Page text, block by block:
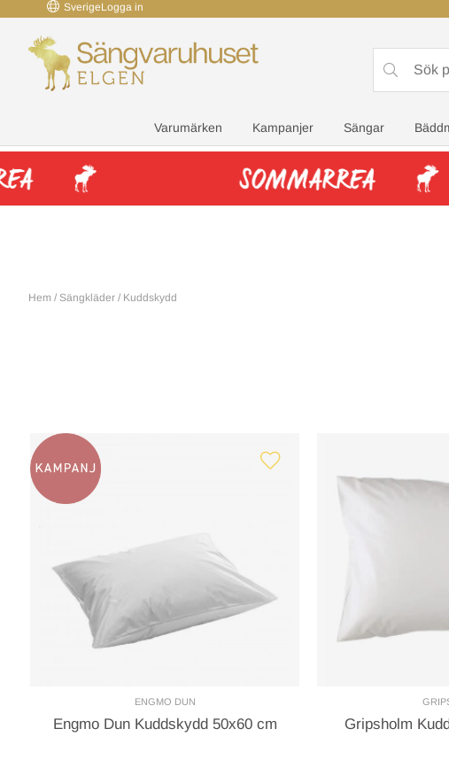
SverigeLogga in
Varumärken Kampanjer Sängar
Hem / Sängkläder / Kuddskydd
ENGMO DUN
Engmo Dun Kuddskydd 50x60 cm Gripsholm